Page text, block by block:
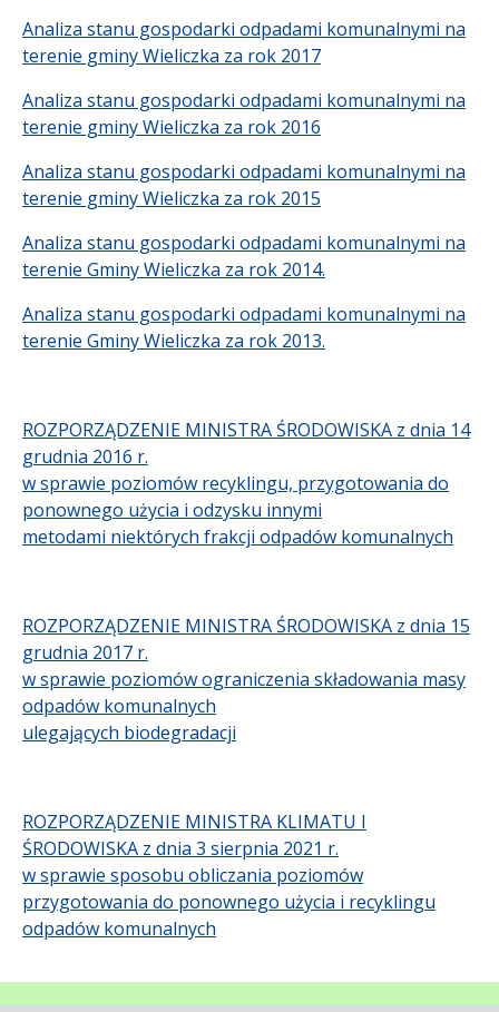
Analiza stanu gospodarki odpadami komunalnymi na
terenie gminy Wieliczka za rok 2017
Analiza stanu gospodarki odpadami komunalnymi na
terenie gminy Wieliczka za rok 2016
Analiza stanu gospodarki odpadami komunalnymi na
terenie gminy Wieliczka za rok 2015
Analiza stanu gospodarki odpadami komunalnymi na
terenie Gminy Wieliczka za rok 2014.
Analiza stanu gospodarki odpadami komunalnymi na
terenie Gminy Wieliczka za rok 2013.
ROZPORZĄDZENIE MINISTRA ŚRODOWISKA z dnia 14
grudnia 2016 r.
w sprawie poziomów recyklingu, przygotowania do
ponownego użycia i odzysku innymi
metodami niektórych frakcji odpadów komunalnych
ROZPORZĄDZENIE MINISTRA ŚRODOWISKA z dnia 15
grudnia 2017 r.
w sprawie poziomów ograniczenia składowania masy
odpadów komunalnych
ulegających biodegradacji
ROZPORZĄDZENIE MINISTRA KLIMATU I
ŚRODOWISKA z dnia 3 sierpnia 2021 r.
w sprawie sposobu obliczania poziomów
przygotowania do ponownego użycia i recyklingu
odpadów komunalnych